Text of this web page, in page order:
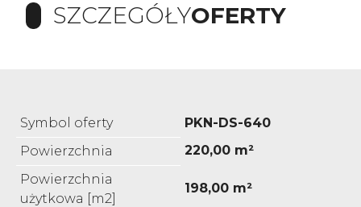
SZCZEGÓŁYOFERTY
Symbol oferty
PKN-DS-640
Powierzchnia
220,00 m²
Powierzchnia
użytkowa [m2]
198,00 m²